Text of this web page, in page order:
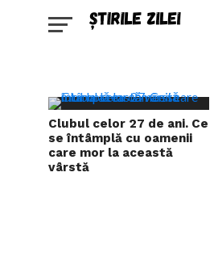
Clubul celor 27 de ani. Ce
se întâmplă cu oamenii
care mor la această
vârstă